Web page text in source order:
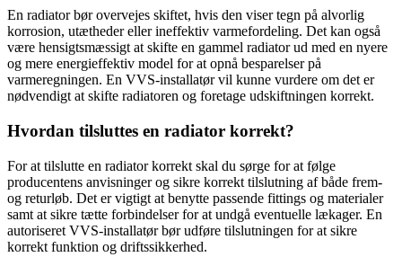
En radiator bør overvejes skiftet, hvis den viser tegn på alvorlig
korrosion, utætheder eller ineffektiv varmefordeling. Det kan også
være hensigtsmæssigt at skifte en gammel radiator ud med en nyere
og mere energieffektiv model for at opnå besparelser på
varmeregningen. En VVS-installatør vil kunne vurdere om det er
nødvendigt at skifte radiatoren og foretage udskiftningen korrekt.
Hvordan tilsluttes en radiator korrekt?
For at tilslutte en radiator korrekt skal du sørge for at følge
producentens anvisninger og sikre korrekt tilslutning af både frem-
og returløb. Det er vigtigt at benytte passende fittings og materialer
samt at sikre tætte forbindelser for at undgå eventuelle lækager. En
autoriseret VVS-installatør bør udføre tilslutningen for at sikre
korrekt funktion og driftssikkerhed.